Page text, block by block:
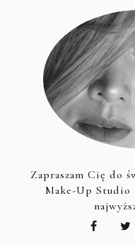
Zapraszam Cię do
Make-Up Studio